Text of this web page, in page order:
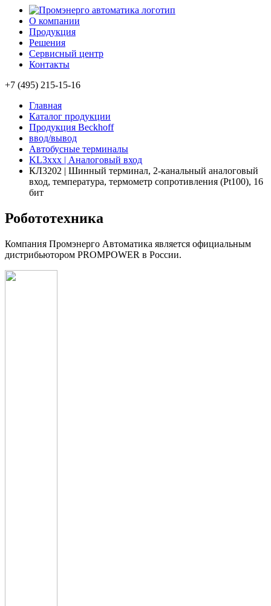
О компании
Продукция
Решения
Сервисный центр
Контакты
+7 (495) 215-15-16
Главная
Каталог продукции
Продукция Beckhoff
ввод/вывод
Автобусные терминалы
KL3xxx | Аналоговый вход
КЛ3202 | Шинный терминал, 2-канальный аналоговый
вход, температура, термометр сопротивления (Pt100), 16
бит
Робототехника
Компания Промэнерго Автоматика является официальным
дистрибьютором PROMPOWER в России.